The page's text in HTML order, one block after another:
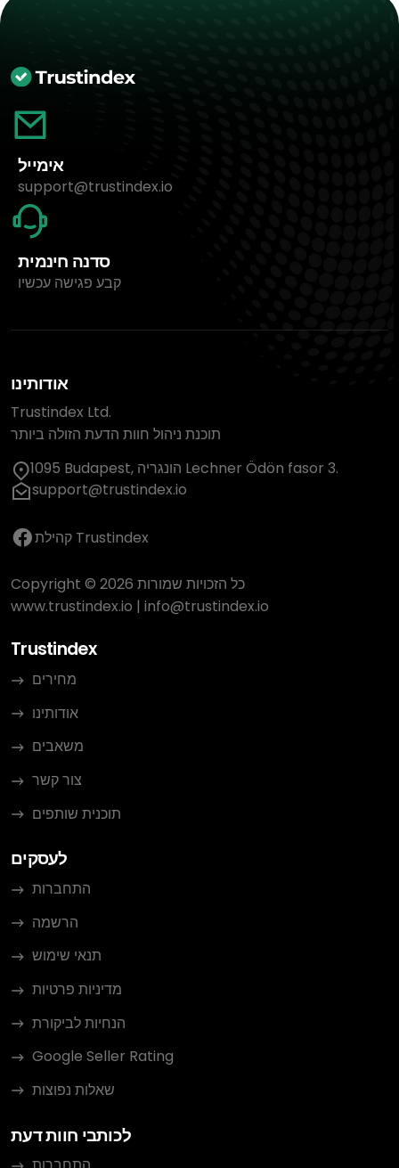
אימייל
support@trustindex.io
סדנה חינמית
קבע פגישה עכשיו
אודותינו
Trustindex Ltd.
תוכנת ניהול חוות הדעת הזולה ביותר
1095 Budapest, הונגריה Lechner Ödön fasor 3.
support@trustindex.io
קהילת Trustindex
Copyright © 2026 כל הזכויות שמורות
www.trustindex.io | info@trustindex.io
Trustindex
מחירים
אודותינו
משאבים
צור קשר
תוכנית שותפים
לעסקים
התחברות
הרשמה
תנאי שימוש
מדיניות פרטיות
הנחיות לביקורת
Google Seller Rating
שאלות נפוצות
לכותבי חוות דעת